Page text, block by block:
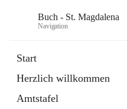
Buch - St. Magdalena
Navigation
Start
Herzlich willkommen
Amtstafel
11 Schnellzugriffe